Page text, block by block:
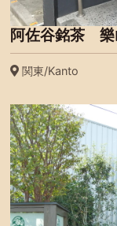
阿佐谷銘茶
関東/Kanto